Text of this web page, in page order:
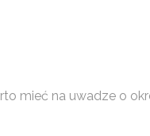
mieć na uwadze o